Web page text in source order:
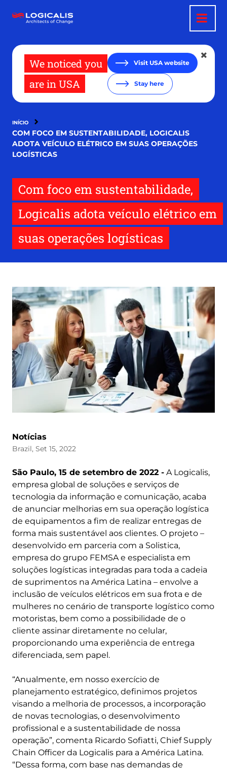
para
We noticed you
are in USA
Visit USA website
Stay here
INÍCIO
COM FOCO EM SUSTENTABILIDADE, LOGICALIS
ADOTA VEÍCULO ELÉTRICO EM SUAS OPERAÇÕES
LOGÍSTICAS
Com foco em sustentabilidade,
Logicalis adota veículo elétrico em
suas operações logísticas
Notícias
Brazil, Set 15, 2022
São Paulo, 15 de setembro de 2022 - A Logicalis,
empresa global de soluções e serviços de
tecnologia da informação e comunicação, acaba
de anunciar melhorias em sua operação logística
de equipamentos a fim de realizar entregas de
forma mais sustentável aos clientes. O projeto –
desenvolvido em parceria com a Solistica,
empresa do grupo FEMSA e especialista em
soluções logísticas integradas para toda a cadeia
de suprimentos na América Latina – envolve a
inclusão de veículos elétricos em sua frota e de
mulheres no cenário de transporte logístico como
motoristas, bem como a possibilidade de o
cliente assinar diretamente no celular,
proporcionando uma experiência de entrega
diferenciada, sem papel.
“Anualmente, em nosso exercício de
planejamento estratégico, definimos projetos
visando a melhoria de processos, a incorporação
de novas tecnologias, o desenvolvimento
profissional e a sustentabilidade de nossa
operação”, comenta Ricardo Sofiatti, Chief Supply
Chain Officer da Logicalis para a América Latina.
“Dessa forma, com base nas demandas de